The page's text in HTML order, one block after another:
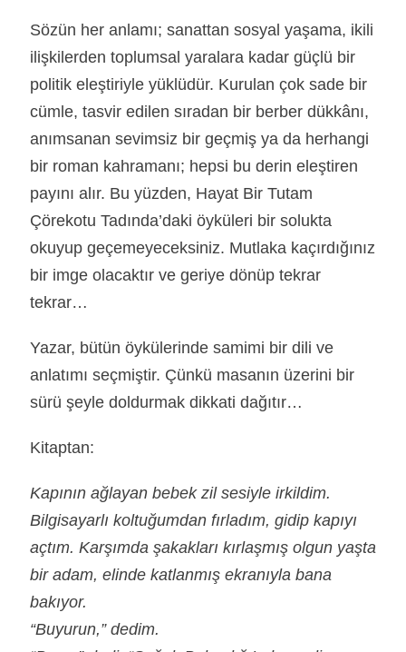
Sözün her anlamı; sanattan sosyal yaşama, ikili
ilişkilerden toplumsal yaralara kadar güçlü bir
politik eleştiriyle yüklüdür. Kurulan çok sade bir
cümle, tasvir edilen sıradan bir berber dükkânı,
anımsanan sevimsiz bir geçmiş ya da herhangi
bir roman kahramanı; hepsi bu derin eleştiren
payını alır. Bu yüzden, Hayat Bir Tutam
Çörekotu Tadında’daki öyküleri bir solukta
okuyup geçemeyeceksiniz. Mutlaka kaçırdığınız
bir imge olacaktır ve geriye dönüp tekrar
tekrar…
Yazar, bütün öykülerinde samimi bir dili ve
anlatımı seçmiştir. Çünkü masanın üzerini bir
sürü şeyle doldurmak dikkati dağıtır…
Kitaptan:
Kapının ağlayan bebek zil sesiyle irkildim.
Bilgisayarlı koltuğumdan fırladım, gidip kapıyı
açtım. Karşımda şakakları kırlaşmış olgun yaşta
bir adam, elinde katlanmış ekranıyla bana
bakıyor.
“Buyurun,” dedim.